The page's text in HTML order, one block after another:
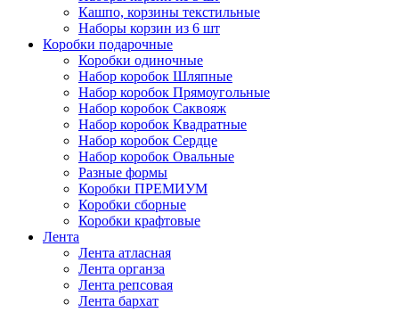
Кашпо, корзины текстильные
Наборы корзин из 6 шт
Коробки подарочные
Коробки одиночные
Набор коробок Шляпные
Набор коробок Прямоугольные
Набор коробок Саквояж
Набор коробок Квадратные
Набор коробок Сердце
Набор коробок Овальные
Разные формы
Коробки ПРЕМИУМ
Коробки сборные
Коробки крафтовые
Лента
Лента атласная
Лента органза
Лента репсовая
Лента бархат